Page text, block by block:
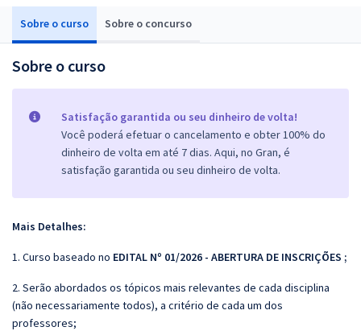
Sobre o curso Sobre o concurso
Sobre o curso
Satisfação garantida ou seu dinheiro de volta!
Você poderá efetuar o cancelamento e obter 100% do
dinheiro de volta em até 7 dias. Aqui, no Gran, é
satisfação garantida ou seu dinheiro de volta.
Mais Detalhes:
1. Curso baseado no EDITAL Nº 01/2026 - ABERTURA DE INSCRIÇÕES ;
2. Serão abordados os tópicos mais relevantes de cada disciplina
(não necessariamente todos), a critério de cada um dos
professores;